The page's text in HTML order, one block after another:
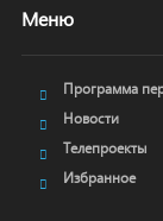
Меню
Программа
Новости
Телепроекты
Избранное